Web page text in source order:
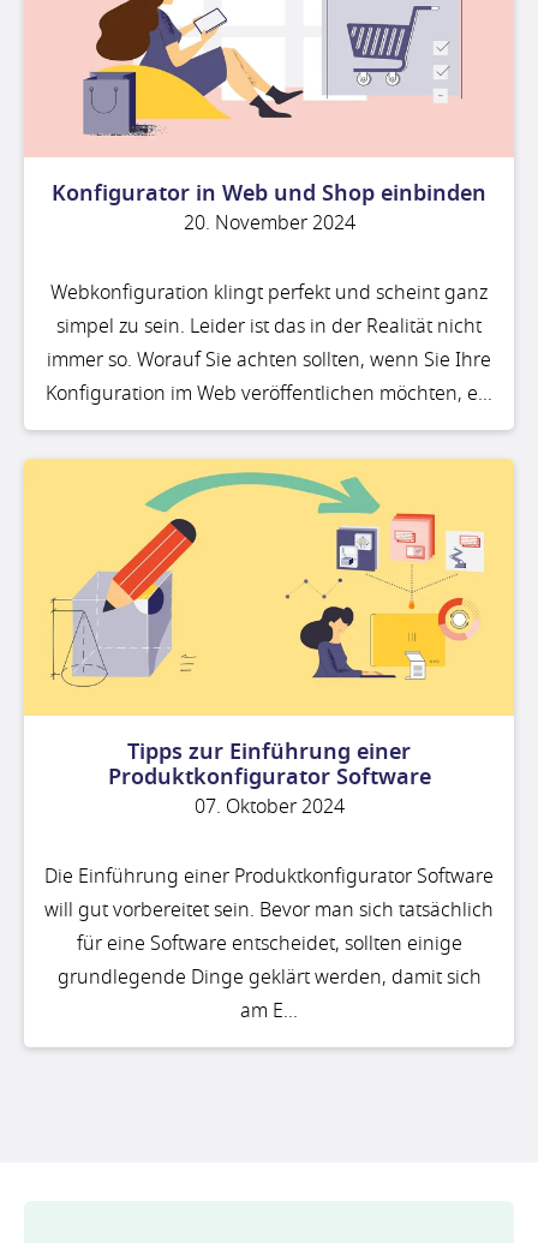
Konfigurator in Web und Shop einbinden
20. November 2024
Webkonfiguration klingt perfekt und scheint ganz
simpel zu sein. Leider ist das in der Realität nicht
immer so. Worauf Sie achten sollten, wenn Sie Ihre
Konfiguration im Web veröffentlichen möchten, e...
Tipps zur Einführung einer
Produktkonfigurator Software
07. Oktober 2024
Die Einführung einer Produktkonfigurator Software
will gut vorbereitet sein. Bevor man sich tatsächlich
für eine Software entscheidet, sollten einige
grundlegende Dinge geklärt werden, damit sich
am E...